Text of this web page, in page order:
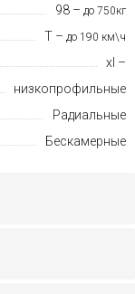
98 – до 750кг
T – до 190 км\ч
xl –
низкопрофильные
Радиальные
Бескамерные